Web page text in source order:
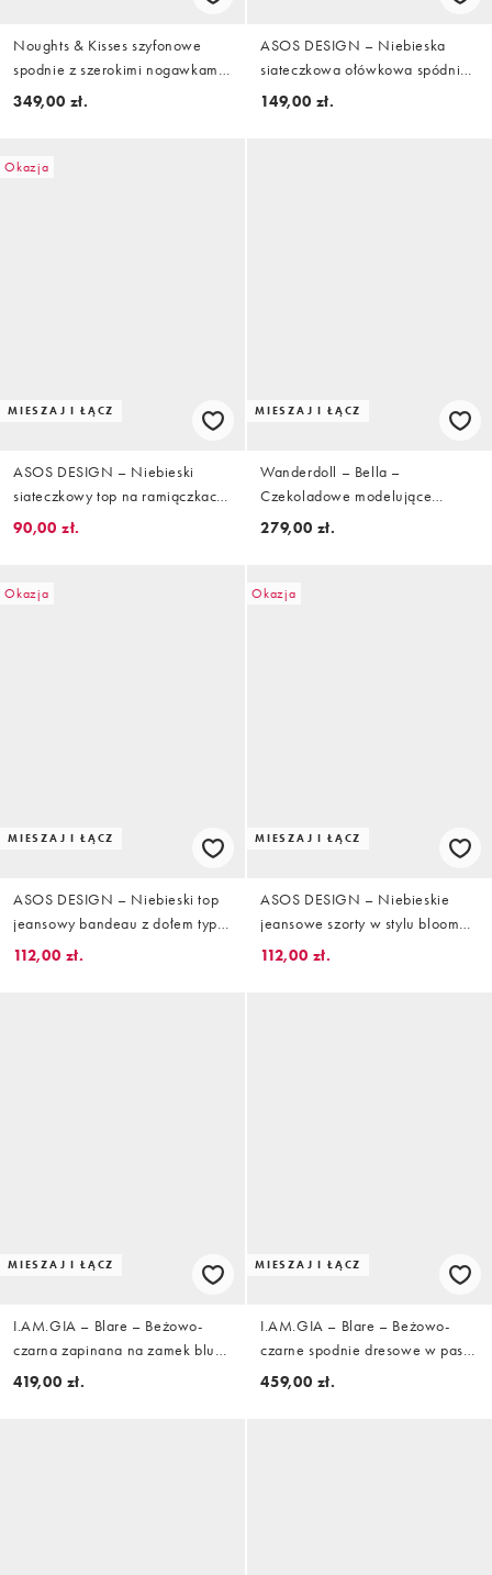
Noughts & Kisses szyfonowe
spodnie z szerokimi nogawkami i
detalem z falbanek w czerni,
349,00 zł.
ASOS DESIGN – Niebieska
siateczkowa ołówkowa spódnica
midi z niskim stanem i godetami
149,00 zł.
Okazja
MIESZAJ I ŁĄCZ
ASOS DESIGN – Niebieski
siateczkowy top na ramiączkach
ze wstawkami i wzorem w
90,00 zł.
MIESZAJ I ŁĄCZ
Wanderdoll – Bella –
Czekoladowe modelujące
obcisłe body o fasonie bokserki,
279,00 zł.
Okazja
MIESZAJ I ŁĄCZ
ASOS DESIGN – Niebieski top
jeansowy bandeau z dołem typu
bombka, część zestawu
112,00 zł.
Okazja
MIESZAJ I ŁĄCZ
ASOS DESIGN – Niebieskie
jeansowe szorty w stylu bloomer,
część zestawu
112,00 zł.
MIESZAJ I ŁĄCZ
I.AM.GIA – Blare – Beżowo-
czarna zapinana na zamek bluza
z kapturem w paski zebry z
419,00 zł.
MIESZAJ I ŁĄCZ
I.AM.GIA – Blare – Beżowo-
czarne spodnie dresowe w paski
zebry z kontrastowymi szwami i
459,00 zł.